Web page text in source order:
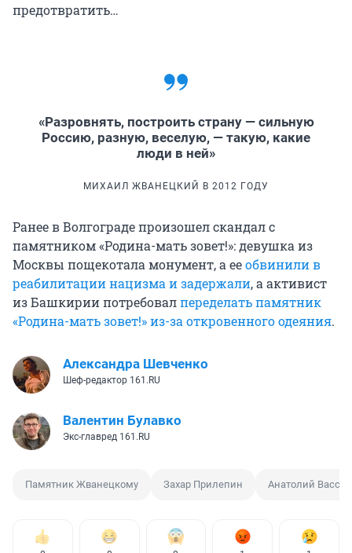
предотвратить…
«Разровнять, построить страну — сильную
Россию, разную, веселую, — такую, какие
люди в ней»
МИХАИЛ ЖВАНЕЦКИЙ В 2012 ГОДУ
Ранее в Волгограде произошел скандал с
памятником «Родина-мать зовет!»: девушка из
Москвы пощекотала монумент, а ееобвинили в
реабилитации нацизма и задержали, а активист
из Башкирии потребовалпеределатьпамятник
«Родина-мать зовет!» из-за откровенного одеяния.
Александра Шевченко
Шеф-редактор 161.RU
Валентин Булавко
Экс-главред 161.RU
Памятник Жванецкому Захар Прилепин Анатолий